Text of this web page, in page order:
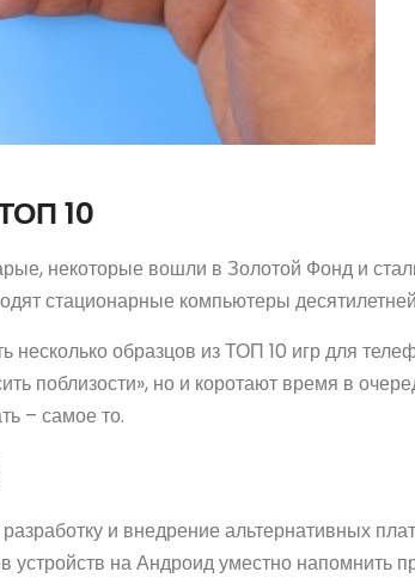
10
некоторые вошли в Золотой Фонд и
стационарные компьютеры
несколько образцов из ТОП 10 игр для
поблизости», но и коротают время в
– самое то.
и внедрение альтернативных
на Андроид уместно напомнить